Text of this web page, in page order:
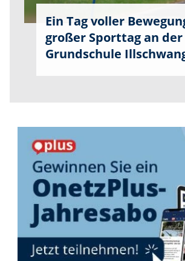
Ein Tag voller
großer Sporttag an der
Grundschule